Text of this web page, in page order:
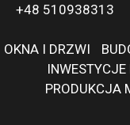
+48 510938313
OKNA I DRZWI
PRODUKCJA